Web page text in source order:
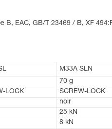
B, EAC, GB/T 23469 / B, XF
M33A SLN
70 g
LOCK SCREW-LOCK
noir
25 kN
8 kN